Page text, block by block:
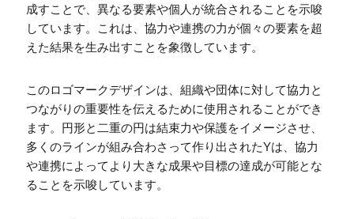
成すことで、異なる要素や個人が統合されることを示唆
しています。これは、協力や連携の力が個々の要素を超
えた結果を生み出すことを象徴しています。
このロゴマークデザインは、組織や団体に対して協力と
つながりの重要性を伝えるために使用されることができ
ます。円形と二重の円は結束力や保護をイメージさせ、
多くのラインが組み合わさって作り出されたYは、協力
や連携によってより大きな成果や目標の達成が可能とな
ることを示唆しています。